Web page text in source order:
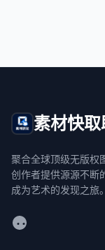
素材快
聚合全球顶级无版权
创作者提供源源不断
成为艺术的发现之旅。
WeChat